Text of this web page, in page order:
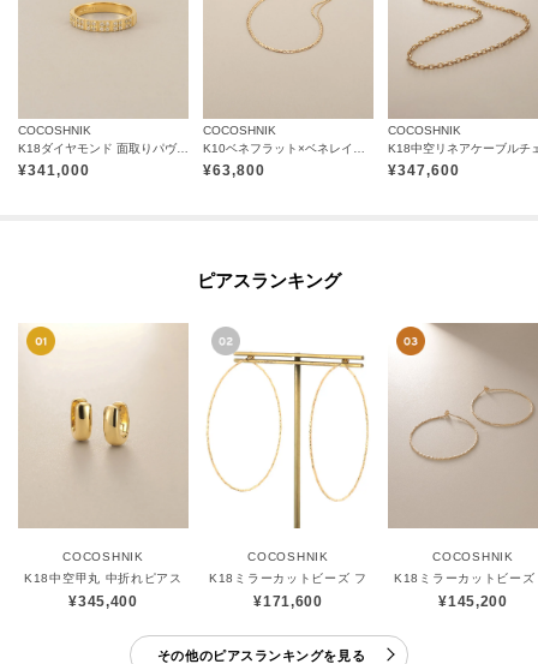
COCOSHNIK
K18ダイヤモンド 面取りパヴェ リング細
¥341,000
COCOSHNIK
K10ベネフラット×ベネレイヤード ブレスレット
¥63,800
COCOSHNIK
¥347,600
ピアスランキング
COCOSHNIK
K18中空甲丸 中折れピアス
¥345,400
COCOSHNIK
K18ミラーカットビーズ フープピアス（大）
¥171,600
COCOSHNIK
K18ミラーカットビー
¥145,200
その他のピアスランキングを見る